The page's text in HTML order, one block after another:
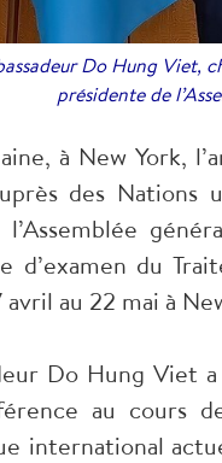
Do Hung Viet,
présidente de
à New York,
des Nations
l’Assemblée
d’examen du
au 22 mai à
Do Hung Viet
au cours
international